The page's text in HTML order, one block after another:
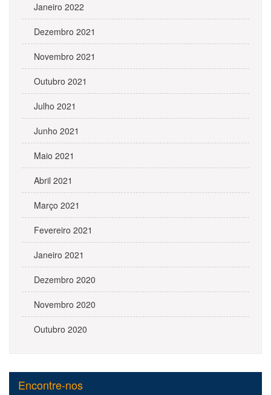
Janeiro 2022
Dezembro 2021
Novembro 2021
Outubro 2021
Julho 2021
Junho 2021
Maio 2021
Abril 2021
Março 2021
Fevereiro 2021
Janeiro 2021
Dezembro 2020
Novembro 2020
Outubro 2020
Encontre-nos